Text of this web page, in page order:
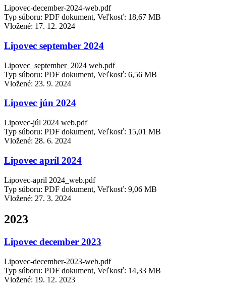
Lipovec-december-2024-web.pdf
Typ súboru: PDF dokument, Veľkosť: 18,67 MB
Vložené: 17. 12. 2024
Lipovec september 2024
Lipovec_september_2024 web.pdf
Typ súboru: PDF dokument, Veľkosť: 6,56 MB
Vložené: 23. 9. 2024
Lipovec jún 2024
Lipovec-júl 2024 web.pdf
Typ súboru: PDF dokument, Veľkosť: 15,01 MB
Vložené: 28. 6. 2024
Lipovec apríl 2024
Lipovec-april 2024_web.pdf
Typ súboru: PDF dokument, Veľkosť: 9,06 MB
Vložené: 27. 3. 2024
2023
Lipovec december 2023
Lipovec-december-2023-web.pdf
Typ súboru: PDF dokument, Veľkosť: 14,33 MB
Vložené: 19. 12. 2023